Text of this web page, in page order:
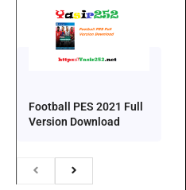
Football PES 2021 Full
Version Download